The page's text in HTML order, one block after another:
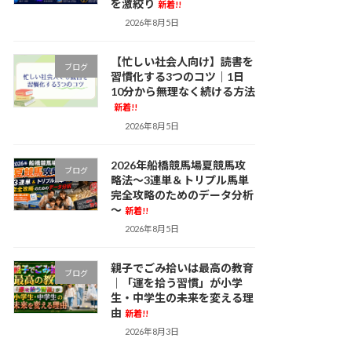
を激絞り 新着!!
2026年8月5日
ブログ
【忙しい社会人向け】読書を
習慣化する3つのコツ｜1日
10分から無理なく続ける方法
新着!!
2026年8月5日
ブログ
2026年船橋競馬場夏競馬攻
略法～3連単＆トリプル馬単
完全攻略のためのデータ分析
～ 新着!!
2026年8月5日
ブログ
親子でごみ拾いは最高の教育
｜「運を拾う習慣」が小学
生・中学生の未来を変える理
由 新着!!
2026年8月3日